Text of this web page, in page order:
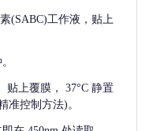
(SABC)工作液，贴上
贴上覆膜， 37°C 静置
准控制方法)。